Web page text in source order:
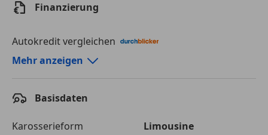
Finanzierung
Autokredit vergleichen
Autokredit-Rechner von durchblicker.at
Mehr anzeigen
Basisdaten
Karosserieform
Limousine